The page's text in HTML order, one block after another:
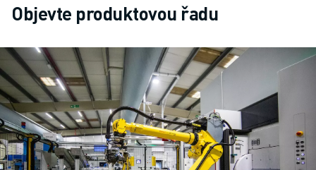
Objevte produktovou řadu